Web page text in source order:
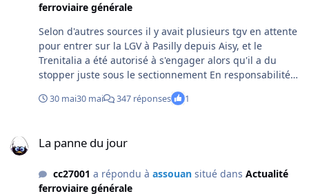
ferroviaire générale
Selon d'autres sources il y avait plusieurs tgv en attente
pour entrer sur la LGV à Pasilly depuis Aisy, et le
Trenitalia a été autorisé à s'engager alors qu'il a du
stopper juste sous le sectionnement En responsabilité
il a pu repartir
30 mai30 mai 347 réponses 1
La panne du jour
cc27001 a répondu à assouansitué dans Actualité
ferroviaire générale